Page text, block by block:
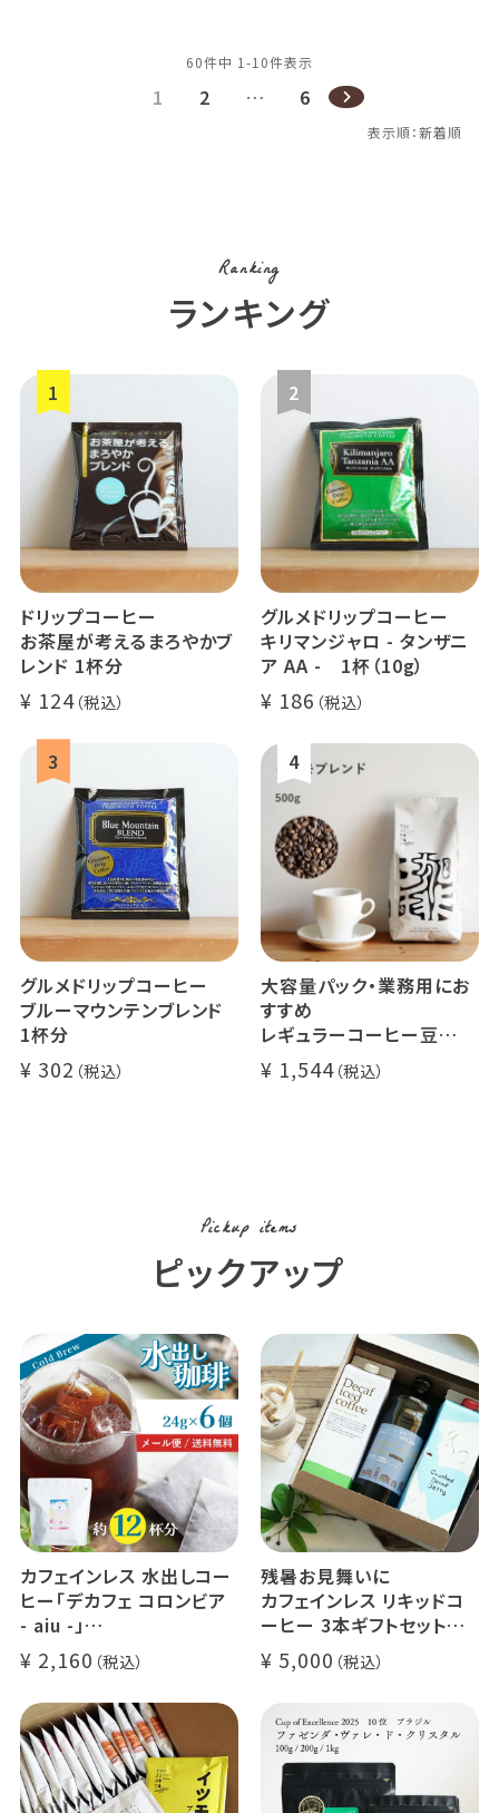
60件中 1 -10件表示
1 2 … 6
Ranking
ランキング
ドリップコーヒー
お茶屋が考えるまろやかブ
レンド 1杯分
124
グルメドリップコーヒー
キリマンジャロ - タンザニ
ア AA - 1杯（10g）
186
グルメドリップコーヒー
ブルーマウンテンブレンド
1杯分
302
大容量パック・業務用にお
すすめ
レギュラーコーヒー豆
イツモブレンド 500g
1,544
Pickup items
ピックアップ
カフェインレス 水出しコー
ヒー「デカフェ コロンビア
- aiu -」
24g×6個（約12杯分）
マウンテンウォータープロ
セス カフェインレスコーヒ
ー豆100%使用 メール便
でお届け
2,160
残暑お見舞いに
カフェインレス リキッドコ
ーヒー 3本ギフトセット
クラッシュド デカフェ ゼリ
ー 1本
デカフェ オレベース【無
糖】1本
デカフェ アイスコーヒー 1
5,000